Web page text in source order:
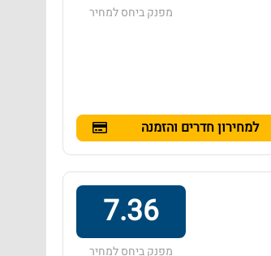
מפנק ביחס למחיר
למחירון חדרים והזמנה
7.36
מפנק ביחס למחיר